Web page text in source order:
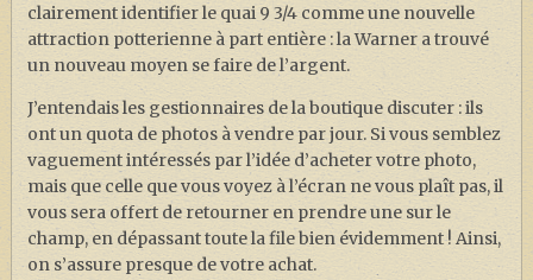
clairement identifier le quai 9 3/4 comme une nouvelle
attraction potterienne à part entière : la Warner a trouvé
un nouveau moyen se faire de l’argent.
J’entendais les gestionnaires de la boutique discuter : ils
ont un quota de photos à vendre par jour. Si vous semblez
vaguement intéressés par l’idée d’acheter votre photo,
mais que celle que vous voyez à l’écran ne vous plaît pas, il
vous sera offert de retourner en prendre une sur le
champ, en dépassant toute la file bien évidemment ! Ainsi,
on s’assure presque de votre achat.